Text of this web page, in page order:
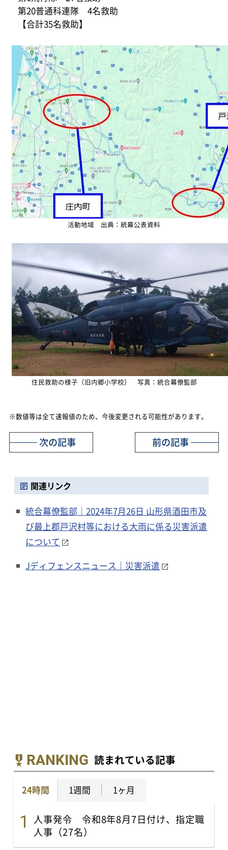
第20普通科連隊 4名救助
【合計35名救助】
活動地域 出典：統幕公表資料
住民救助の様子（旧内郷小学校） 写真：統合幕僚監部
※数値等は全て速報値のため、今後変更される可能性があります。
前の記事
次の記事
関連リンク
統合幕僚監部｜2024年7月26日 山形県酒田市及
び最上郡戸沢村等における大雨に係る災害派遣
について
Jディフェンスニュース｜災害派遣
RANKING 読まれている記事
24時間 1週間 1ヶ月
人事発令 令和8年8月7日付け、指定職
人事（27名）